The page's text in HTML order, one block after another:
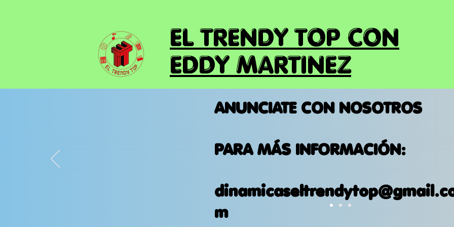
EL TRENDY TOP CON
EDDY MARTINEZ
ANUNCIATE CON NOSOTROS
PARA MÁS INFORMACIÓN:
m